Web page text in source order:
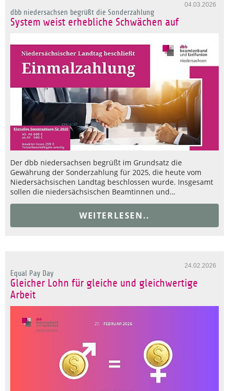
04.03.2026
dbb niedersachsen begrüßt die Sonderzahlung
System weist erhebliche Schwächen auf
Der dbb niedersachsen begrüßt im Grundsatz die
Gewährung der Sonderzahlung für 2025, die heute vom
Niedersächsischen Landtag beschlossen wurde. Insgesamt
sollen die niedersächsischen Beamtinnen und…
WEITERLESEN..
24.02.2026
Equal Pay Day
Gleicher Lohn für gleiche und gleichwertige
Arbeit